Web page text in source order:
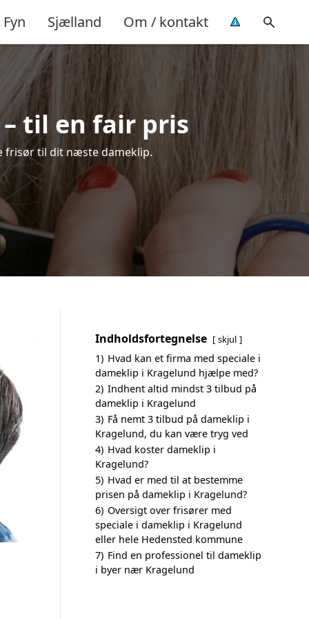
Fyn Sjælland Om / kontakt
til en fair pris
frisør til dit næste dameklip.
Indholdsfortegnelse skjul
1) Hvad kan et firma med speciale i
dameklip i Kragelund hjælpe med?
2) Indhent altid mindst 3 tilbud på
dameklip i Kragelund
3) Få nemt 3 tilbud på dameklip i
Kragelund, du kan være tryg ved
4) Hvad koster dameklip i
Kragelund?
5) Hvad er med til at bestemme
prisen på dameklip i Kragelund?
6) Oversigt over frisører med
speciale i dameklip i Kragelund
eller hele Hedensted kommune
7) Find en professionel til dameklip
i byer nær Kragelund